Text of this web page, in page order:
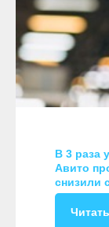
В 3 раза
Авито
снизили